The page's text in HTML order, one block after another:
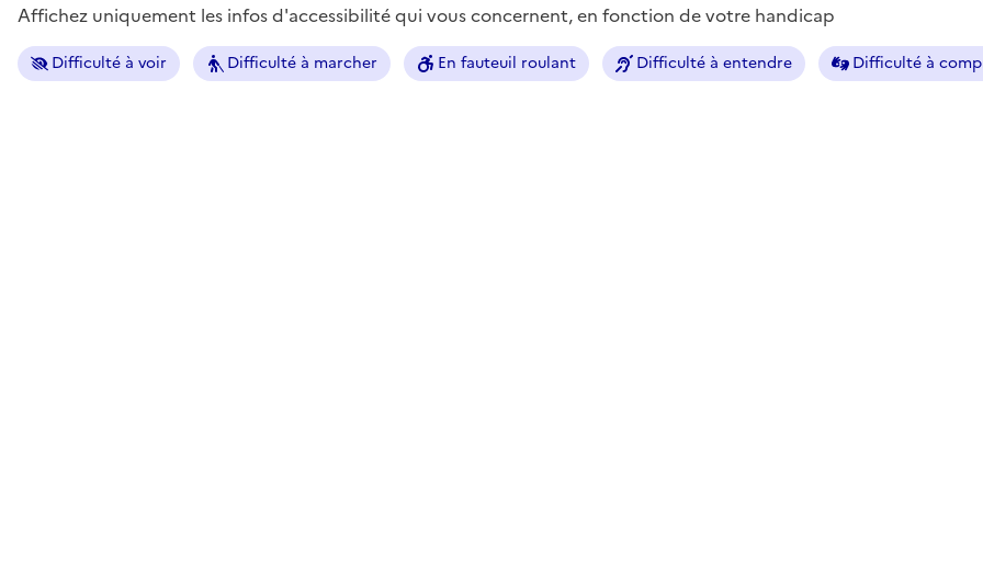
Affichez uniquement les infos d'accessibilité qui vous concernent, en fonction de votre handicap
Difficulté à voir Difficulté à marcher En fauteuil roulant Difficulté à entendre Difficulté à